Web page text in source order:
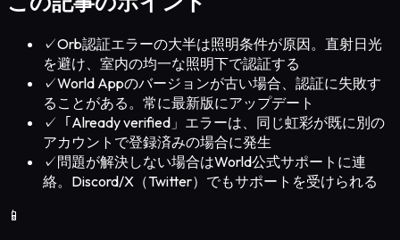
✓Orb認証エラーの大半は照明条件が原因。直射日光
を避け、室内の均一な照明下で認証する
✓World Appのバージョンが古い場合、認証に失敗す
ることがある。常に最新版にアップデート
✓ 「Already verified」エラーは、同じ虹彩が既に別の
アカウントで登録済みの場合に発生
✓問題が解決しない場合はWorld公式サポートに連
絡。Discord/X（Twitter）でもサポートを受けられる
📱